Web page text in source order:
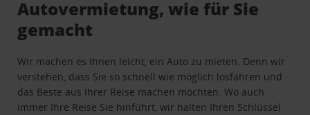
Autovermietung, wie für Sie
gemacht
Wir machen es Ihnen leicht, ein Auto zu mieten. Denn wir
verstehen, dass Sie so schnell wie möglich losfahren und
das Beste aus Ihrer Reise machen möchten. Wo auch
immer Ihre Reise Sie hinführt, wir halten Ihren Schlüssel